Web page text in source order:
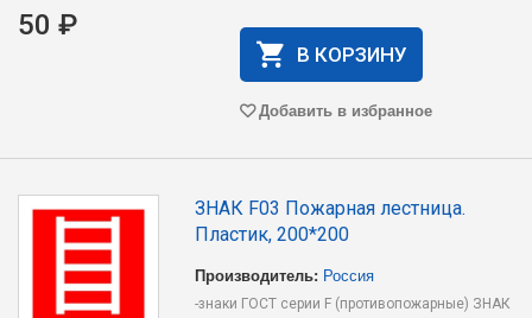
50 ₽
В КОРЗИНУ
Добавить в избранное
ЗНАК F03 Пожарная лестница.
Пластик, 200*200
Производитель: Россия
-знаки ГОСТ серии F (противопожарные) ЗНАК